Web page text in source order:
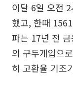
이달 6일 오전
했고, 한때
파는 17년 전
의 구두개입으
히 고환율 기조